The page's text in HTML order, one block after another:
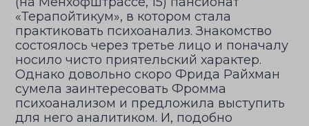
«Терапойтикум», в котором стала
практиковать психоанализ. Знакомство
состоялось через третье лицо и поначалу
носило чисто приятельский характер.
Однако довольно скоро Фрида Райхман
сумела заинтересовать Фромма
психоанализом и предложила выступить
для него аналитиком. И, подобно